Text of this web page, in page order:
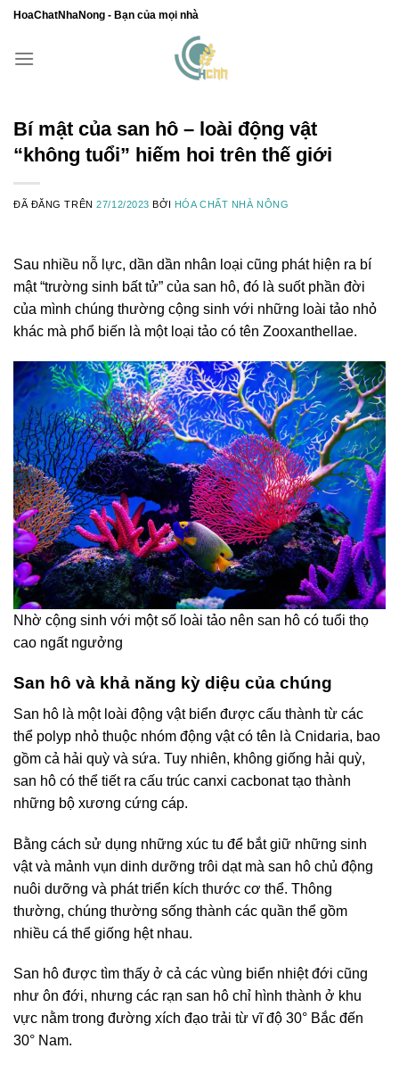
Chuyển
nội
HoaChatNhaNong - Bạn của mọi nhà
Bí mật của san hô – loài động vật
“không tuổi” hiếm hoi trên thế giới
ĐÃ ĐĂNG TRÊN27/12/2023 BỞI HÓA CHẤT NHÀ NÔNG
Sau nhiều nỗ lực, dần dần nhân loại cũng phát hiện ra bí
mật “trường sinh bất tử” của san hô, đó là suốt phần đời
của mình chúng thường cộng sinh với những loài tảo nhỏ
khác mà phổ biến là một loại tảo có tên Zooxanthellae.
Nhờ cộng sinh với một số loài tảo nên san hô có tuổi thọ
cao ngất ngưởng
San hô và khả năng kỳ diệu của chúng
San hô là một loài động vật biển được cấu thành từ các
thể polyp nhỏ thuộc nhóm động vật có tên là Cnidaria, bao
gồm cả hải quỳ và sứa. Tuy nhiên, không giống hải quỳ,
san hô có thể tiết ra cấu trúc canxi cacbonat tạo thành
những bộ xương cứng cáp.
Bằng cách sử dụng những xúc tu để bắt giữ những sinh
vật và mảnh vụn dinh dưỡng trôi dạt mà san hô chủ động
nuôi dưỡng và phát triển kích thước cơ thể. Thông
thường, chúng thường sống thành các quần thể gồm
nhiều cá thể giống hệt nhau.
San hô được tìm thấy ở cả các vùng biển nhiệt đới cũng
như ôn đới, nhưng các rạn san hô chỉ hình thành ở khu
vực nằm trong đường xích đạo trải từ vĩ độ 30° Bắc đến
30° Nam.